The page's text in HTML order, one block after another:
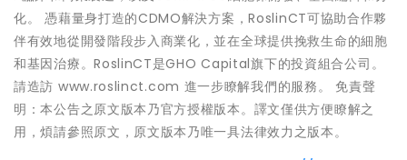
化。 憑藉量身打造的CDMO解決方案，RoslinCT可協助合作夥
伴有效地從開發階段步入商業化，並在全球提供挽救生命的細胞
和基因治療。RoslinCT是GHO Capital旗下的投資組合公司。
請造訪 www.roslinct.com 進一步瞭解我們的服務。 免責聲
明：本公告之原文版本乃官方授權版本。譯文僅供方便瞭解之
用，煩請參照原文，原文版本乃唯一具法律效力之版本。